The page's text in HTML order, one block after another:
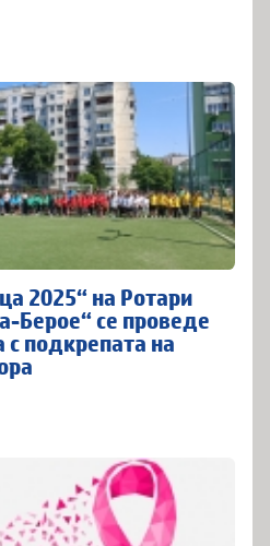
2025“ на Ротари
Берое“ се проведе
с подкрепата на